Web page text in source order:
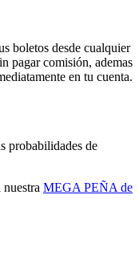
boletos desde cualquier
pagar comisión, ademas
en tu cuenta.
probabilidades de
MEGA PEÑA de